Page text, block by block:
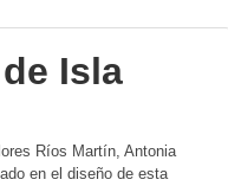
Isla
Ríos Martín, Antonia
en el diseño de esta